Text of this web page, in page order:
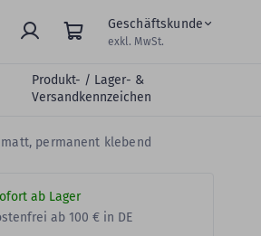
Geschäftskunde
exkl. MwSt.
Produkt- / Lager- &
Versandkennzeichen
matt, permanent klebend
ab Lager
ab 100 € in DE